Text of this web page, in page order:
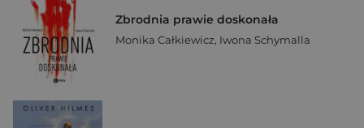
Zbrodnia prawie doskonała
Monika Całkiewicz, Iwona Schymalla